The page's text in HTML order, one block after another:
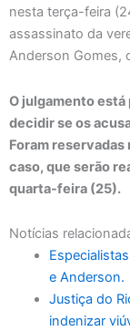
nesta terça-feira
assassinato da
Anderson Gomes,
O julgamento
decidir se os
Foram reservadas
caso, que serão
quarta-feira (25).
Notícias
e Anderson.
Justiça do
indenizar